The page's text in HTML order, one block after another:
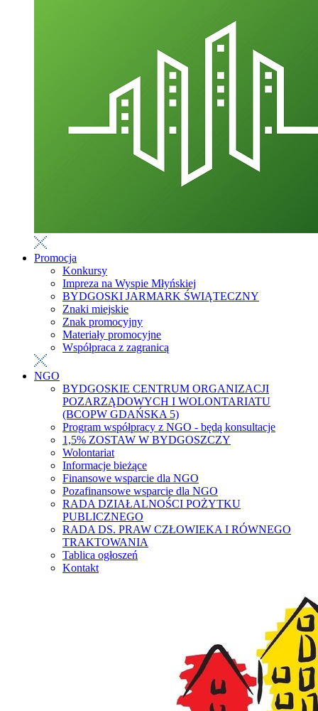
Promocja
Konkursy
Impreza na Wyspie Młyńskiej
BYDGOSKI JARMARK ŚWIĄTECZNY
Znaki miejskie
Znak promocyjny
Materiały promocyjne
Współpraca z zagranicą
NGO
BYDGOSKIE CENTRUM ORGANIZACJI
POZARZĄDOWYCH I WOLONTARIATU
(BCOPW GDAŃSKA 5)
Program współpracy z NGO - będą konsultacje
1,5% ZOSTAW W BYDGOSZCZY
Wolontariat
Informacje bieżące
Finansowe wsparcie dla NGO
Pozafinansowe wsparcie dla NGO
RADA DZIAŁALNOŚCI POŻYTKU
PUBLICZNEGO
RADA DS. PRAW CZŁOWIEKA I RÓWNEGO
TRAKTOWANIA
Tablica ogłoszeń
Kontakt